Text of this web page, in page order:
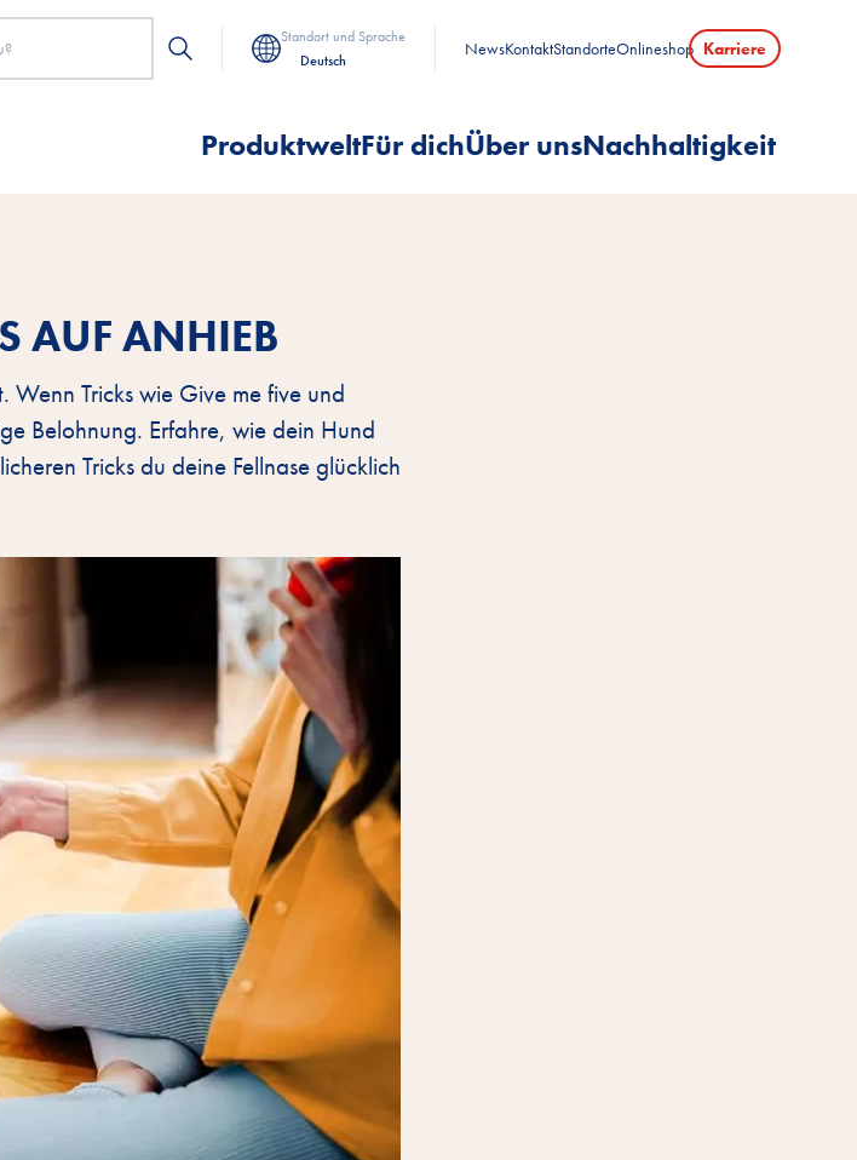
Standort und Sprache
Deutsch
NewsKontaktStandorteOnlineshop Karriere
ProduktweltFür dichÜber unsNachhaltigkeit
AUF ANHIEB
Wenn Tricks wie Give me five und
Belohnung. Erfahre, wie dein Hund
Tricks du deine Fellnase glücklich